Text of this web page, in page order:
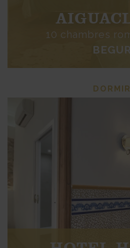
10 chambres
BEGUR
DORMIR